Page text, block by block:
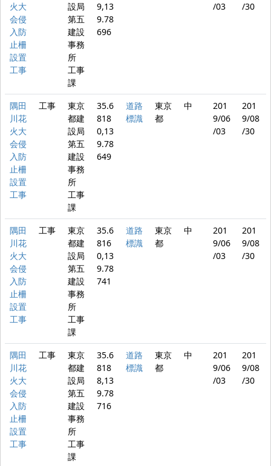
火大
会侵
入防
止柵
設置
工事
設局
第五
建設
事務
所
工事
課
9,13
9.78
696
/03
/30
隅田
川花
火大
会侵
入防
止柵
設置
工事
工事
東京
都建
設局
第五
建設
事務
所
工事
課
35.6
818
0,13
9.78
649
道路
標識
東京
都
中
201
9/06
/03
201
9/08
/30
隅田
川花
火大
会侵
入防
止柵
設置
工事
工事
東京
都建
設局
第五
建設
事務
所
工事
課
35.6
816
0,13
9.78
741
道路
標識
東京
都
中
201
9/06
/03
201
9/08
/30
隅田
川花
火大
会侵
入防
止柵
設置
工事
工事
東京
都建
設局
第五
建設
事務
所
工事
課
35.6
818
8,13
9.78
716
道路
標識
東京
都
中
201
9/06
/03
201
9/08
/30